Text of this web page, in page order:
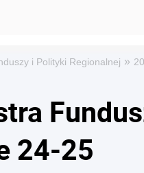
i Polityki Regionalnej »
24-25